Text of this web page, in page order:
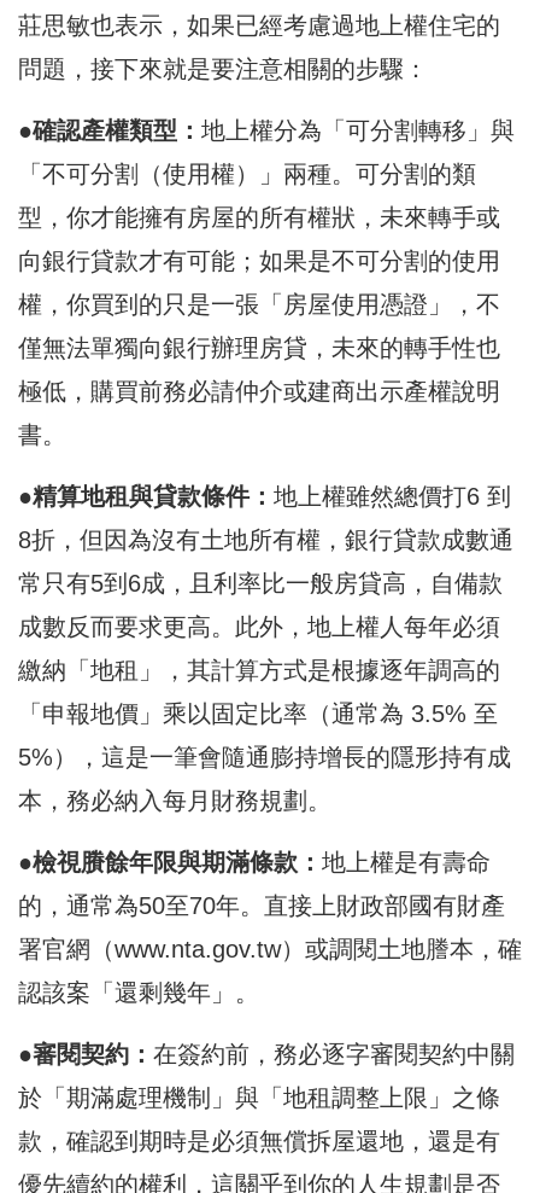
莊思敏也表示，如果已經考慮過地上權住宅的
問題，接下來就是要注意相關的步驟：
●確認產權類型： 地上權分為「可分割轉移」與
「不可分割（使用權）」兩種。可分割的類
型，你才能擁有房屋的所有權狀，未來轉手或
向銀行貸款才有可能；如果是不可分割的使用
權，你買到的只是一張「房屋使用憑證」，不
僅無法單獨向銀行辦理房貸，未來的轉手性也
極低，購買前務必請仲介或建商出示產權說明
書。
●精算地租與貸款條件： 地上權雖然總價打6 到
8折，但因為沒有土地所有權，銀行貸款成數通
常只有5到6成，且利率比一般房貸高，自備款
成數反而要求更高。此外，地上權人每年必須
繳納「地租」，其計算方式是根據逐年調高的
「申報地價」乘以固定比率（通常為 3.5% 至
5%），這是一筆會隨通膨持增長的隱形持有成
本，務必納入每月財務規劃。
●檢視賸餘年限與期滿條款： 地上權是有壽命
的，通常為50至70年。直接上財政部國有財產
署官網 （www.nta.gov.tw）或調閱土地謄本，確
認該案「還剩幾年」。
●審閱契約： 在簽約前，務必逐字審閱契約中關
於「期滿處理機制」與「地租調整上限」之條
款，確認到期時是必須無償拆屋還地，還是有
優先續約的權利，這關乎到你的人生規劃是否